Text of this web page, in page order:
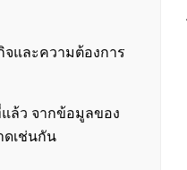
จและความต้องการ
ล้ว จากข้อมูลของ
ดเช่นกัน